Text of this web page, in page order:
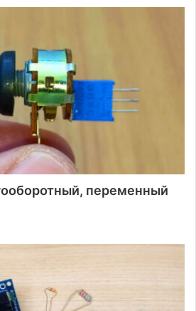
переменный